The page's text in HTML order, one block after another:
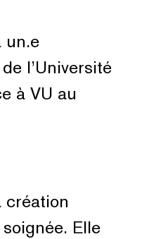
un.e
l’Université
à VU au
création
Elle